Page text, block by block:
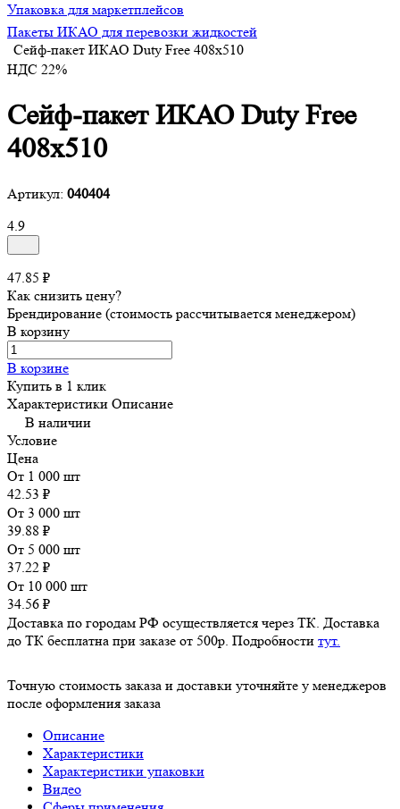
Упаковка для маркетплейсов
Пакеты ИКАО для перевозки жидкостей
Сейф-пакет ИКАО Duty Free 408х510
НДС 22%
Сейф-пакет ИКАО Duty Free
408х510
Артикул: 040404
4.9
47.85 ₽
Как снизить цену?
Брендирование (стоимость рассчитывается менеджером)
В корзину
В корзине
Купить в 1 клик
Характеристики Описание
В наличии
Условие
Цена
От 1 000 шт
42.53 ₽
От 3 000 шт
39.88 ₽
От 5 000 шт
37.22 ₽
От 10 000 шт
34.56 ₽
Доставка по городам РФ осуществляется через ТК. Доставка
до ТК бесплатна при заказе от 500р. Подробности тут.
Точную стоимость заказа и доставки уточняйте у менеджеров
после оформления заказа
Описание
Характеристики
Характеристики упаковки
Видео